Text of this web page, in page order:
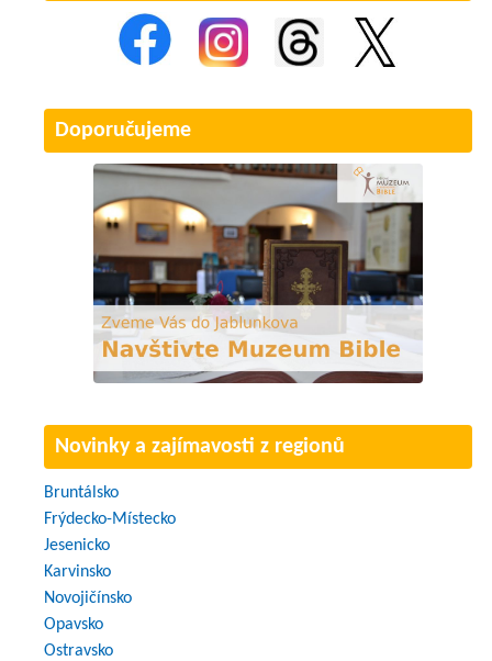
Doporučujeme
Novinky a zajímavosti z regionů
Bruntálsko
Frýdecko-Místecko
Jesenicko
Karvinsko
Novojičínsko
Opavsko
Ostravsko